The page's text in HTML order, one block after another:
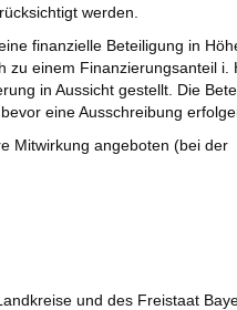
werden.
finanzielle Beteiligung in
einem Finanzierungsanteil i.
in Aussicht gestellt. Die
eine Ausschreibung
Mitwirkung angeboten (bei der
und des Freistaat